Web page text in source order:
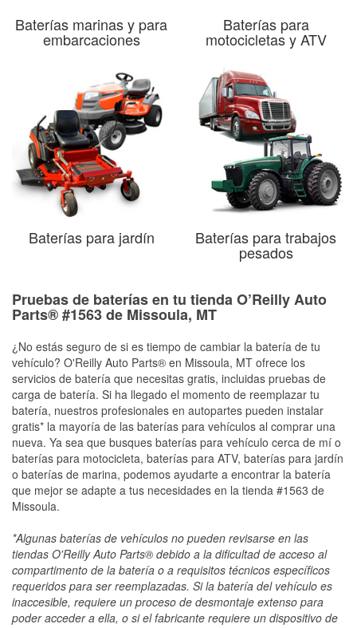
Baterías marinas y para
embarcaciones
Baterías para
motocicletas y ATV
Baterías para jardín Baterías para trabajos
pesados
Pruebas de baterías en tu tienda O’Reilly Auto
Parts® #1563 de Missoula, MT
¿No estás seguro de si es tiempo de cambiar la batería de tu
vehículo? O'Reilly Auto Parts® en Missoula, MT ofrece los
servicios de batería que necesitas gratis, incluidas pruebas de
carga de batería. Si ha llegado el momento de reemplazar tu
batería, nuestros profesionales en autopartes pueden instalar
gratis* la mayoría de las baterías para vehículos al comprar una
nueva. Ya sea que busques baterías para vehículo cerca de mí o
baterías para motocicleta, baterías para ATV, baterías para jardín
o baterías de marina, podemos ayudarte a encontrar la batería
que mejor se adapte a tus necesidades en la tienda #1563 de
Missoula.
*Algunas baterías de vehículos no pueden revisarse en las
tiendas O'Reilly Auto Parts® debido a la dificultad de acceso al
compartimento de la batería o a requisitos técnicos específicos
requeridos para ser reemplazadas. Si la batería del vehículo es
inaccesible, requiere un proceso de desmontaje extenso para
poder acceder a ella, o si el fabricante requiere un dispositivo de